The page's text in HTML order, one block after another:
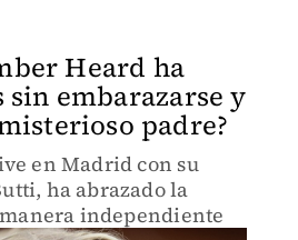
Heard ha
embarazarse y
padre?
en Madrid con su
ha abrazado la
independiente